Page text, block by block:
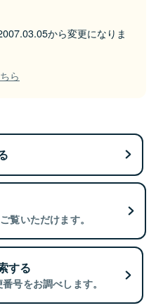
から変更になりま
ら
覧いただけます。
する
号をお調べします。